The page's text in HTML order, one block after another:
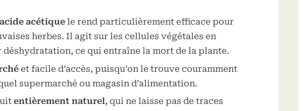
acétique le rend particulièrement efficace pour
herbes. Il agit sur les cellules végétales en
ce qui entraîne la mort de la plante.
et facile d’accès, puisqu’on le trouve couramment
supermarché ou magasin d’alimentation.
entièrement naturel, qui ne laisse pas de traces